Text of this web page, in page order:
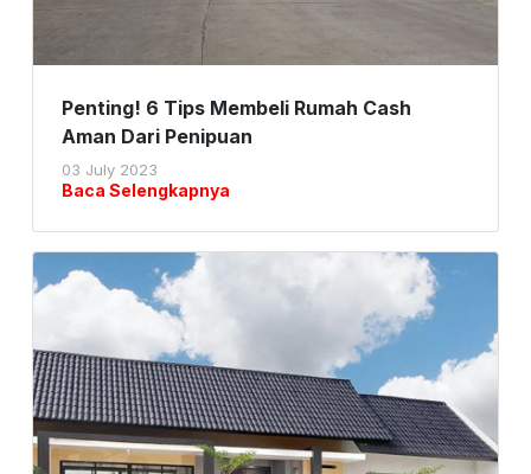
Penting! 6 Tips Membeli Rumah Cash
Aman Dari Penipuan
03 July 2023
Baca Selengkapnya